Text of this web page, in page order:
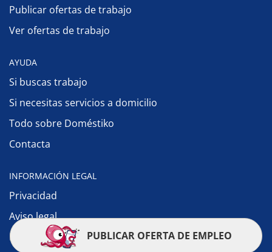
Publicar ofertas de trabajo
Ver ofertas de trabajo
AYUDA
Si buscas trabajo
Si necesitas servicios a domicilio
Todo sobre Doméstiko
Contacta
INFORMACIÓN LEGAL
Privacidad
Aviso legal
Política de cookiesPUBLICAR OFERTA DE EMPLEO